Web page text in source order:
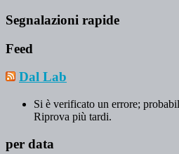
Segnalazioni rapide
Feed
Dal Lab
Si è verificato un errore;
Riprova più tardi.
per data